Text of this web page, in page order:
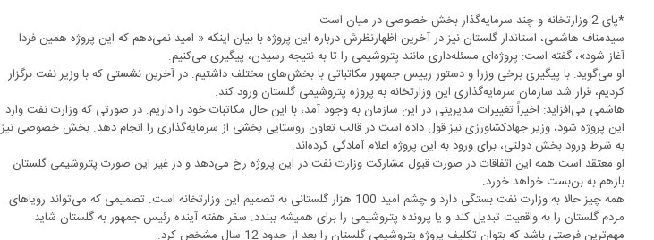
*پای 2 وزارتخانه و چند سرمایه‌گذار بخش خصوصی در میان است
سیدمناف هاشمی، استاندار گلستان نیز در آخرین اظهارنظرش درباره این پروژه با بیان اینکه « امید نمی‌دهم که این پروژه همین فردا
آغاز شود»، گفته است: پروژه‌ای مسئله‌داری مانند پتروشیمی را تا به نتیجه رسیدن، پیگیری می‌کنیم.
او می‌گوید: با پیگیری برخی وزرا و دستور رییس جمهور مکاتباتی با بخش‌های مختلف داشتیم. در آخرین نشستی که با وزیر نفت برگزار
کردیم، قرار شد سازمان سرمایه‌گذاری این وزارتخانه به پروژه پتروشیمی گلستان ورود کند.
هاشمی می‌افزاید: اخیراً تغییرات مدیریتی در این سازمان به وجود آمد، با این حال مکاتبات خود را داریم. در صورتی که وزارت نفت وارد
این پروژه شود، وزیر جهادکشاورزی نیز قول داده است در قالب تعاون روستایی بخشی از سرمایه‌گذاری را انجام دهد. بخش خصوصی نیز
به شرط ورود بخش دولتی، برای ورود به این پروژه اعلام آمادگی کرده‌اند.
او معتقد است همه این اتفاقات در صورت قبول مشارکت وزارت نفت در این پروژه رخ می‌دهد و در غیر این صورت پتروشیمی گلستان
بازهم به بن‌بست خواهد خورد.
همه چیز حالا به وزارت نفت بستگی دارد و چشم امید 100 هزار گلستانی به تصمیم این وزارتخانه است. تصمیمی که می‌تواند رویاهای
مردم گلستان را به واقعیت تبدیل کند و یا پرونده پتروشیمی را برای همیشه ببندد. سفر هفته آینده رئیس جمهور به گلستان شاید
مهم‌ترین فرصتی باشد که بتوان تکلیف پروژه پتروشیمی گلستان را بعد از حدود 12 سال مشخص کرد.